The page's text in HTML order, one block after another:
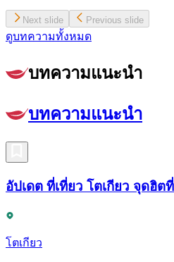
Next slide Previous slide
ดูบทความทั้งหมด
บทความแนะนำ
บทความแนะนำ
อัปเดต ที่เที่ยว โตเกียว จุดฮิต
โตเกียว